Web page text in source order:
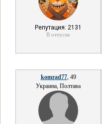
Репутация: 2131
В отпуске
komrad77, 49
Украина, Полтава